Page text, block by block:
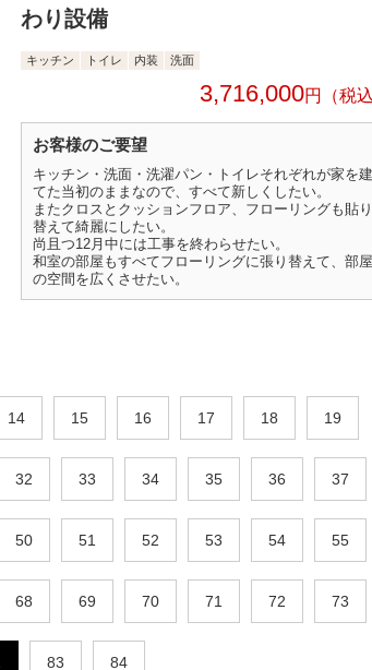
わり設備
キッチン トイレ 内装 洗面
3,716,000円
お客様のご要望
キッチン・洗面・洗濯パン・トイレそれぞれが家を建
てた当初のままなので、すべて新しくしたい。
またクロスとクッションフロア、フローリングも貼り
替えて綺麗にしたい。
尚且つ12月中には工事を終わらせたい。
和室の部屋もすべてフローリングに張り替えて、部屋
の空間を広くさせたい。
14 15 16 17 18 19
32 33 34 35 36 37
50 51 52 53 54 55
68 69 70 71 72 73
83 84